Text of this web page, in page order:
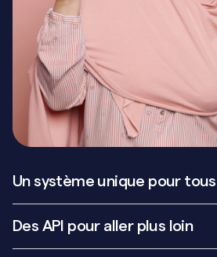
Un système unique pour
seul back-office avec inventaire
Des API pour aller plus loin